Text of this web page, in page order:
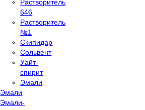
Растворитель
646
Растворитель
№1
Скипидар
Сольвент
Уайт-
спирит
Эмали
Эмали
Эмали-